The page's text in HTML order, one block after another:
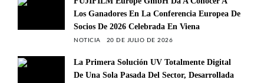
Los Ganadores En La Conferencia Europea De
Socios De 2026 Celebrada En Viena
NOTICIA 20 DE JULIO DE 2026
La Primera Solución UV Totalmente Digital
De Una Sola Pasada Del Sector, Desarrollada